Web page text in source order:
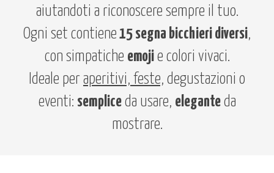
aiutandoti a riconoscere sempre il tuo.
Ogni set contiene 15 segna bicchieri diversi,
con simpatiche emojie colori vivaci.
Ideale per aperitivi, feste, degustazioni o
eventi: sempliceda usare, eleganteda
mostrare.